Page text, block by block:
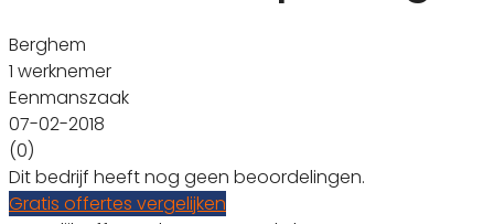
Berghem
1 werknemer
Eenmanszaak
07-02-2018
(0)
Dit bedrijf heeft nog geen beoordelingen.
Gratis offertes vergelijken